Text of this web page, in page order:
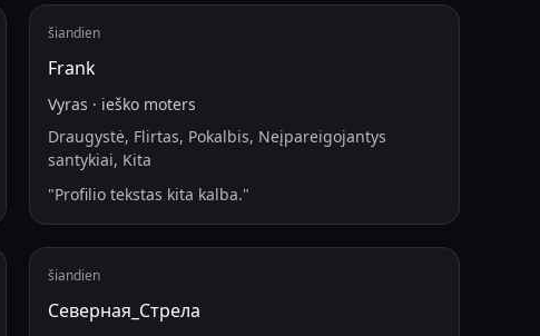
šiandien
Frank
Vyras · ieško moters
Draugystė, Flirtas, Pokalbis, Neįpareigojantys
santykiai, Kita
"Profilio tekstas kita kalba."
šiandien
Северная_Стрела